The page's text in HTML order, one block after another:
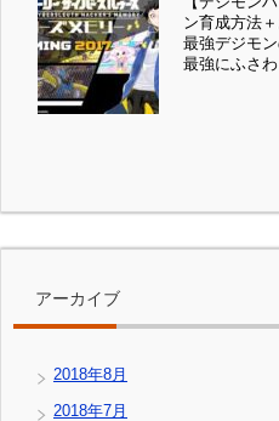
ン育成方法
最強デジモ
最強にふさ
アーカイブ
2018年8月
2018年7月